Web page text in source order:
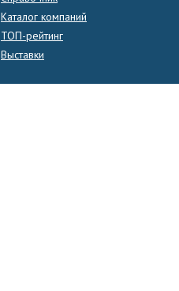
Каталог компаний
ТОП-рейтинг
Выставки